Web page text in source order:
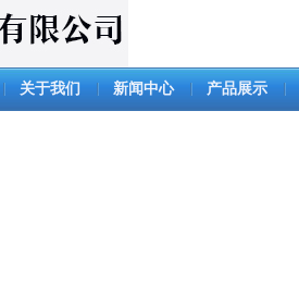
关于我们 新闻中心 产品展示